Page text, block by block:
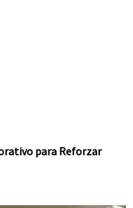
para Reforzar